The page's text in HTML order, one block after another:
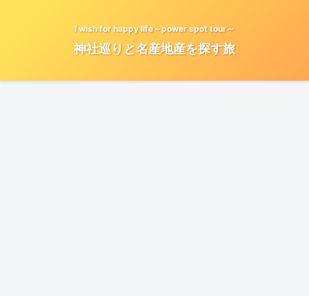
I wish for happy life～power spot tour～
神社巡りと名産地産を探す旅